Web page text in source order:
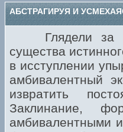
АБСТРАГИРУЯ И
Глядели за
существа
в исступлении
амбивалентный
извратить
Заклинание,
амбивалентными